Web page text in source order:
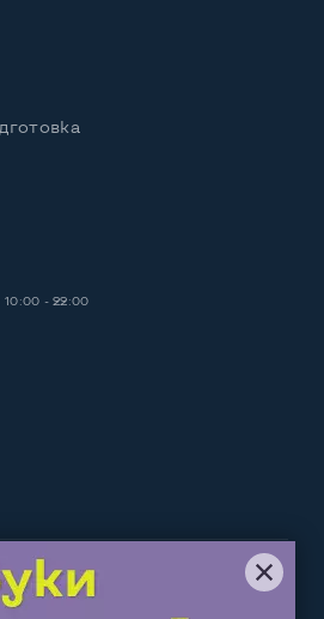
- 22:00
Следите за нами: